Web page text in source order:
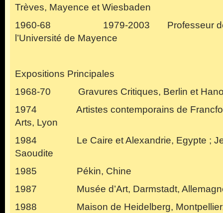
Trèves, Mayence et Wiesbaden
1960-68 1979-2003 Professeur de
l’Université de Mayence
Expositions Principales
1968-70 Gravures Critiques, Berlin et
1974 Artistes contemporains de
Arts, Lyon
1984 Le Caire et Alexandrie, Egypte ;
Saoudite
1985 Pékin, Chine
1987 Musée d’Art, Darmstadt,
1988 Maison de Heidelberg, Montpellier,